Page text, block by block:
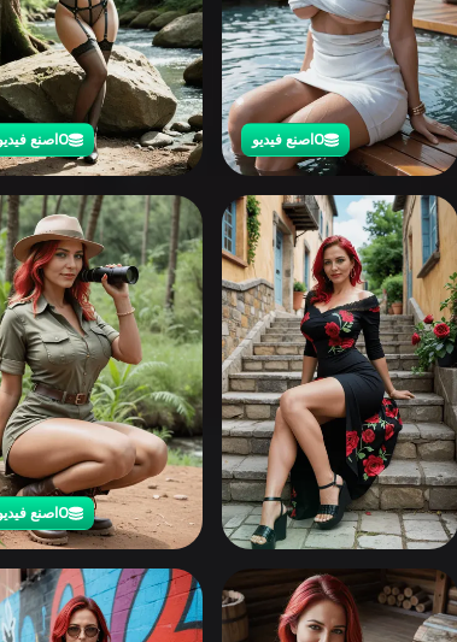
اصنع0 اصنع فيديو0
اصنع0
0
انقر لرؤية